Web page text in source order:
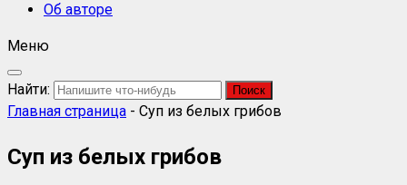
Об авторе
Меню
Найти:
Главная страница - Суп из белых грибов
Суп из белых грибов